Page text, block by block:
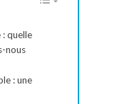
quelle
nous
: une